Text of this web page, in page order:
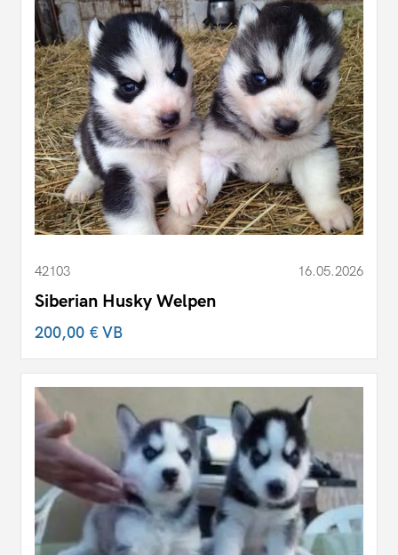
42103 16.05.2026
Siberian Husky Welpen
200,00 €VB